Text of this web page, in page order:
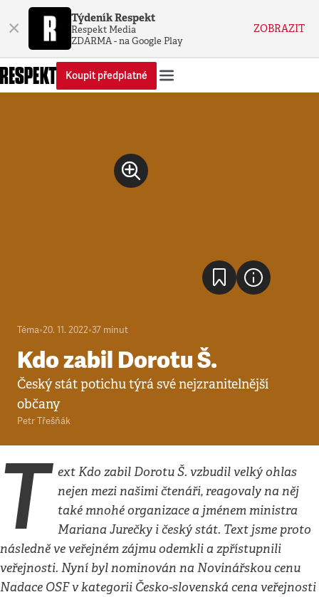
× Týdeník Respekt
Respekt Media
ZDARMA - na Google Play
ZOBRAZIT
Koupit předplatné
Téma•20. 11. 2022•37 minut
Kdo zabil Dorotu Š.
Český stát potichu týrá své nejzranitelnější
občany
Petr Třešňák
T extKdo zabil Dorotu Š. vzbudil velký ohlas
nejen mezi našimi čtenáři, reagovaly na něj
také mnohé organizace a jménem ministra
Mariana Jurečky i český stát. Text jsme proto
následně ve veřejném zájmu odemkli a zpřístupnili
veřejnosti. Nyní byl nominován na Novinářskou cenu
Nadace OSF v kategorii Česko-slovenská cena veřejnosti